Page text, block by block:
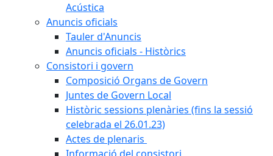
Acústica
Anuncis oficials
Tauler d'Anuncis
Anuncis oficials - Històrics
Consistori i govern
Composició Organs de Govern
Juntes de Govern Local
Històric sessions plenàries (fins la sessió
celebrada el 26.01.23)
Actes de plenaris